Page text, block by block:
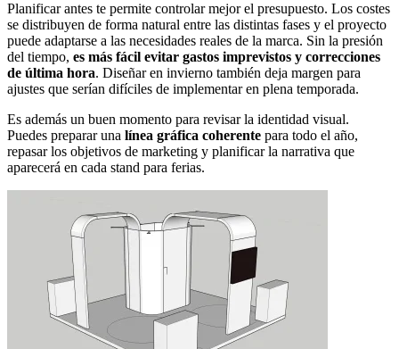
Planificar antes te permite controlar mejor el presupuesto. Los costes
se distribuyen de forma natural entre las distintas fases y el proyecto
puede adaptarse a las necesidades reales de la marca. Sin la presión
del tiempo, es más fácil evitar gastos imprevistos y correcciones
de última hora. Diseñar en invierno también deja margen para
ajustes que serían difíciles de implementar en plena temporada.
Es además un buen momento para revisar la identidad visual.
Puedes preparar una línea gráfica coherente para todo el año,
repasar los objetivos de marketing y planificar la narrativa que
aparecerá en cada stand para ferias.